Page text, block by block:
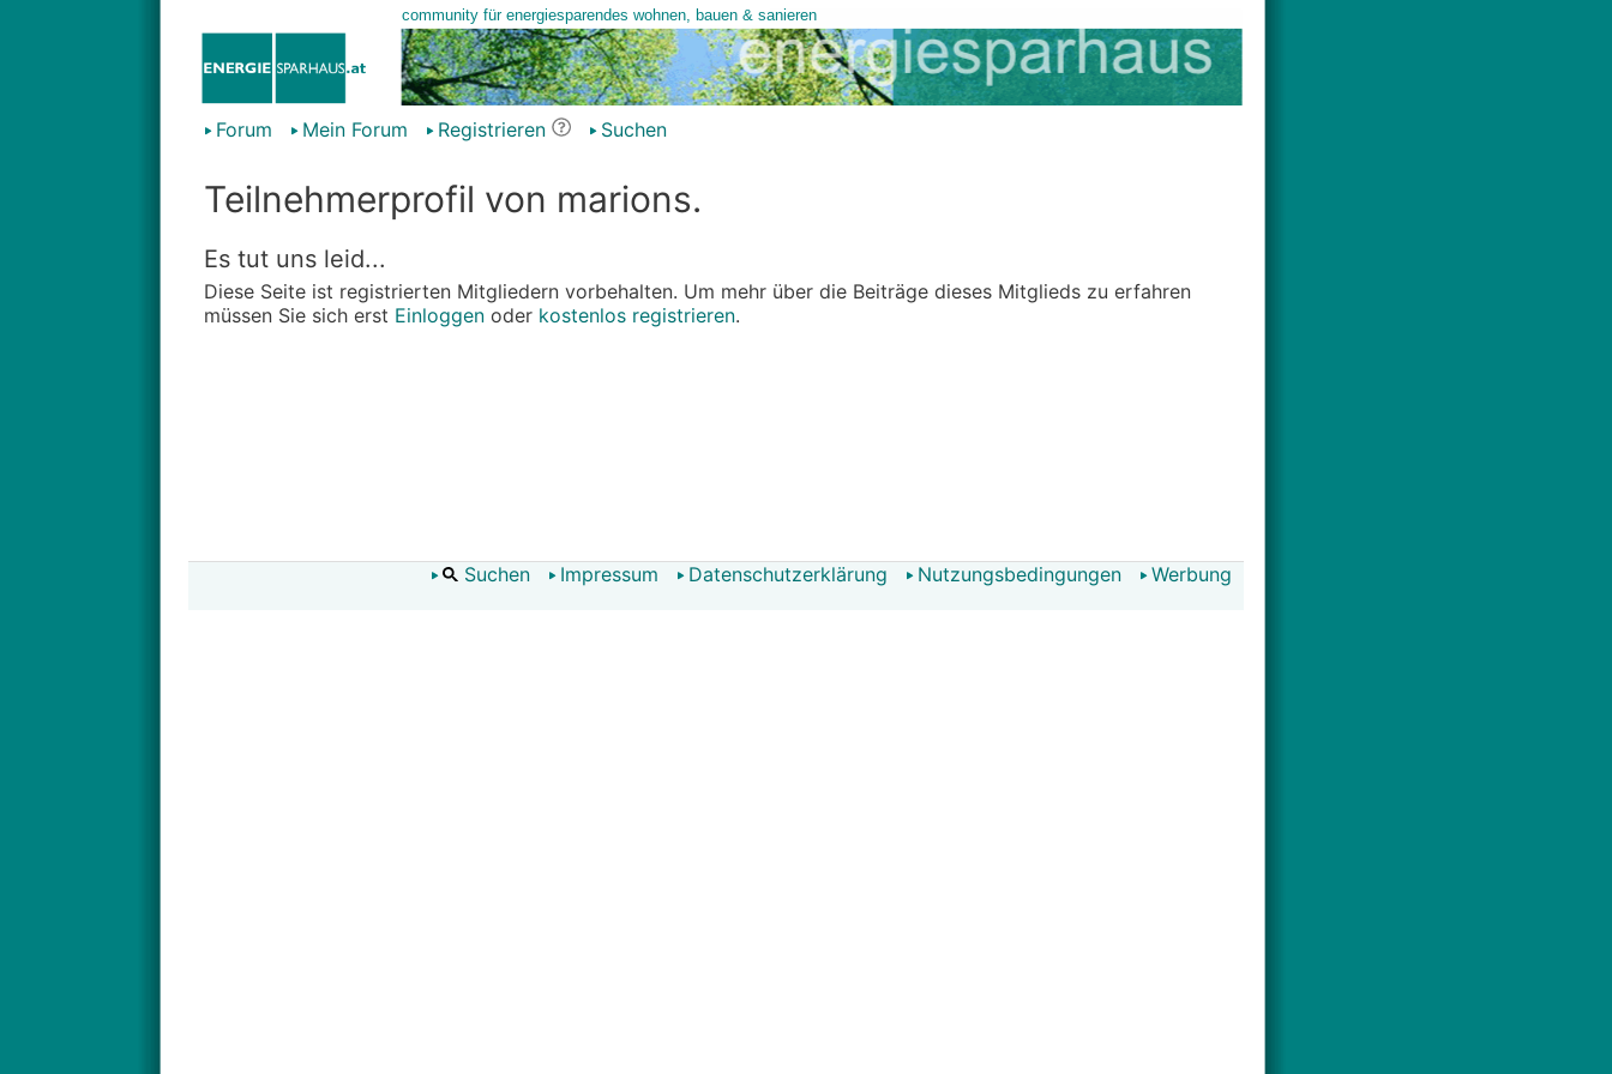
Forum Mein Forum Registrieren Suchen
Teilnehmerprofil von marions.
Es tut uns leid...
Diese Seite ist registrierten Mitgliedern vorbehalten. Um mehr über die Beiträge dieses Mitglieds zu erfahren
müssen Sie sich erst Einloggenoder kostenlos registrieren.
Suchen Impressum Datenschutzerklärung Nutzungsbedingungen Werbung